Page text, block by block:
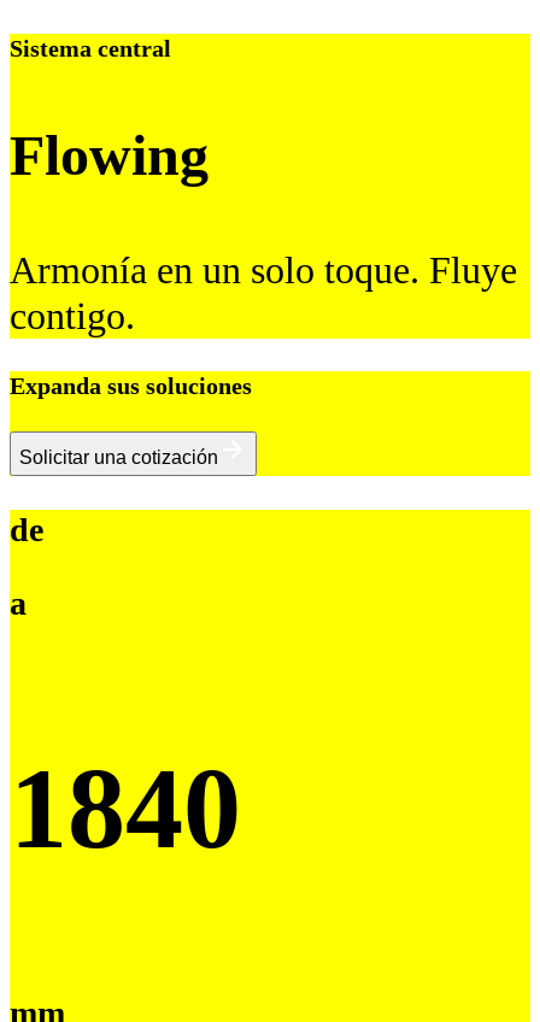
Sistema central
Flowing
Armonía en un solo toque. Fluye
contigo.
Expanda sus soluciones
Solicitar una cotización
de
a
1840
mm